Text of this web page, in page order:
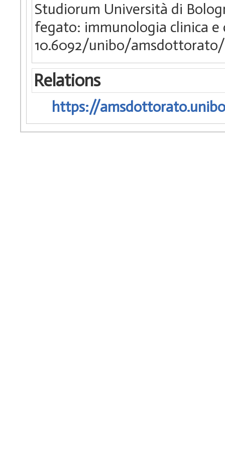
Studiorum Università di
fegato: immunologia clinica
10.6092/unibo/amsdottorato/
Relations
https://